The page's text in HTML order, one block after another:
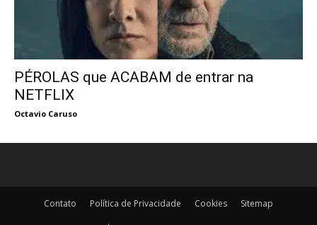
PÉROLAS que ACABAM de entrar na
NETFLIX
Octavio Caruso
Contato Política de Privacidade Cookies Sitemap